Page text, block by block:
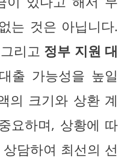
는 것은 아닙니다.
리고 정부 지원 대
출 가능성을 높일
의 크기와 상환 계
요하며, 상황에 따
담하여 최선의 선